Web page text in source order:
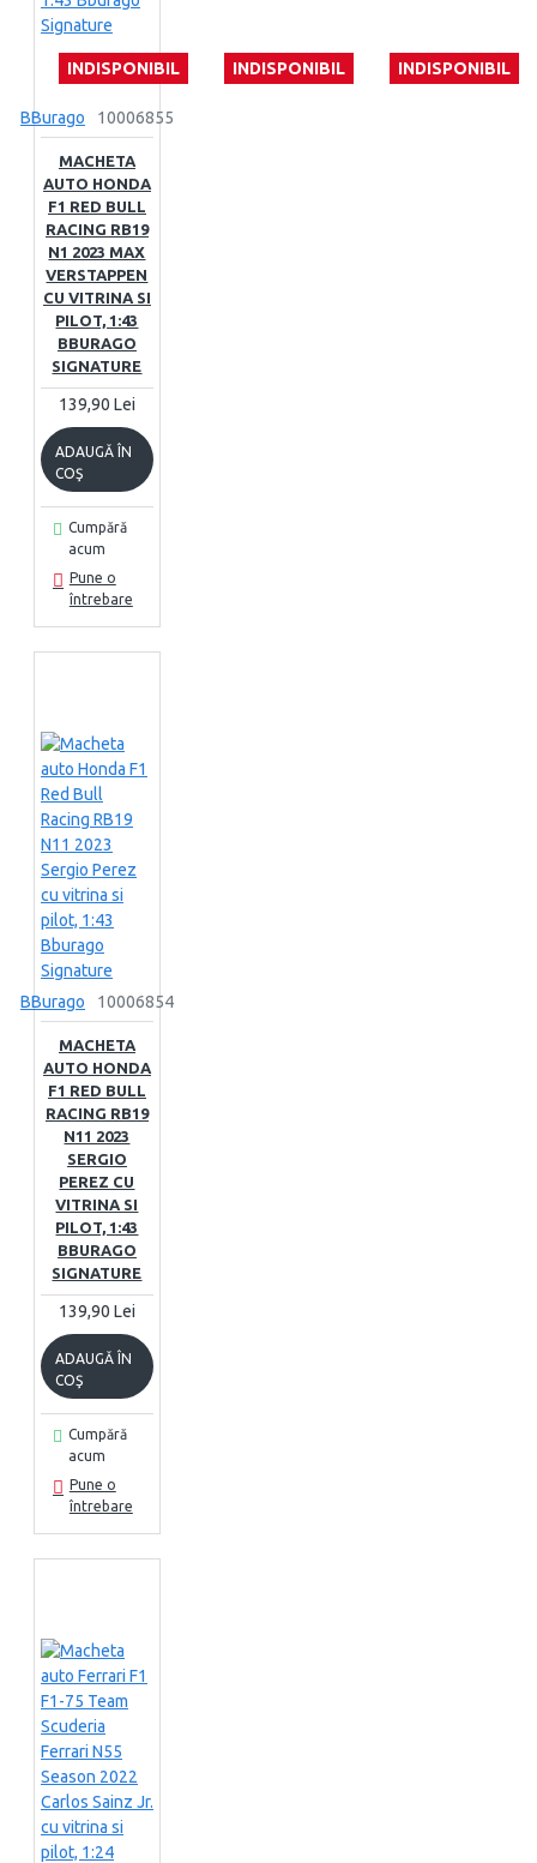
INDISPONIBIL INDISPONIBIL INDISPONIBIL
BBurago 10006855
MACHETA
AUTO HONDA
F1 RED BULL
RACING RB19
N1 2023 MAX
VERSTAPPEN
CU VITRINA SI
PILOT, 1:43
BBURAGO
SIGNATURE
139,90 Lei
ADAUGĂ ÎN
COŞ
Cumpără
acum
Pune o
întrebare
BBurago 10006854
MACHETA
AUTO HONDA
F1 RED BULL
RACING RB19
N11 2023
SERGIO
PEREZ CU
VITRINA SI
PILOT, 1:43
BBURAGO
SIGNATURE
139,90 Lei
ADAUGĂ ÎN
COŞ
Cumpără
acum
Pune o
întrebare